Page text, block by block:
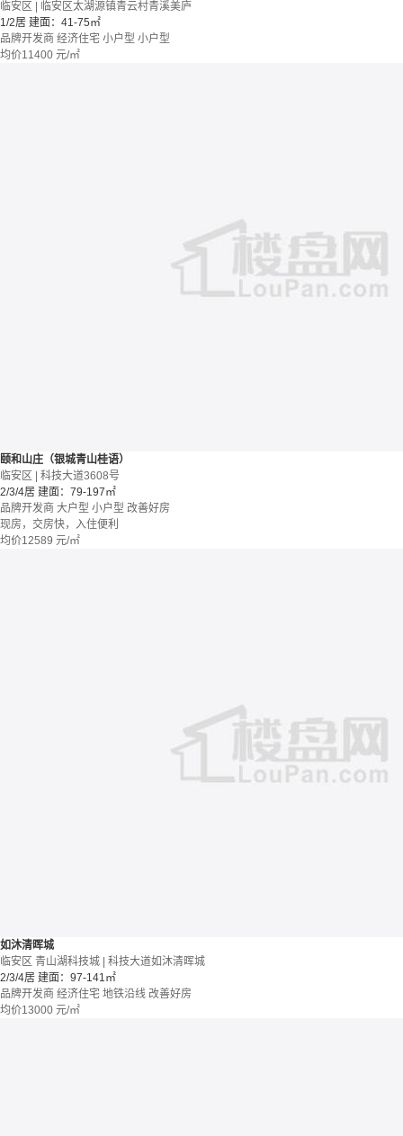
临安区 | 临安区太湖源镇青云村青溪美庐
1/2居 建面：41-75㎡
品牌开发商 经济住宅 小户型 小户型
均价11400 元/㎡
颐和山庄（银城青山桂语）
临安区 | 科技大道3608号
2/3/4居 建面：79-197㎡
品牌开发商 大户型 小户型 改善好房
现房，交房快，入住便利
均价12589 元/㎡
如沐清晖城
临安区 青山湖科技城 | 科技大道如沐清晖城
2/3/4居 建面：97-141㎡
品牌开发商 经济住宅 地铁沿线 改善好房
均价13000 元/㎡